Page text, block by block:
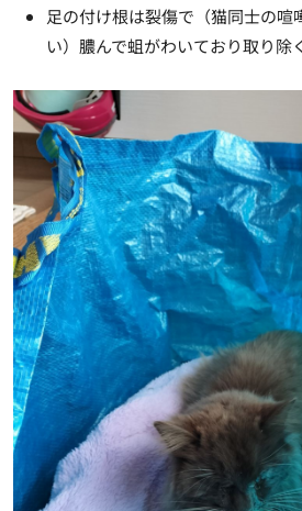
足の付け根は裂傷で（猫同士の喧
い）膿んで蛆がわいており取り除